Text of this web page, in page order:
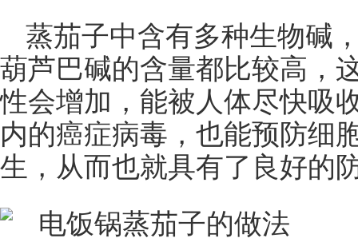
蒸茄子中含有多种生物碱
葫芦巴碱的含量都比较高，
性会增加，能被人体尽快吸
内的癌症病毒，也能预防细
生，从而也就具有了良好的